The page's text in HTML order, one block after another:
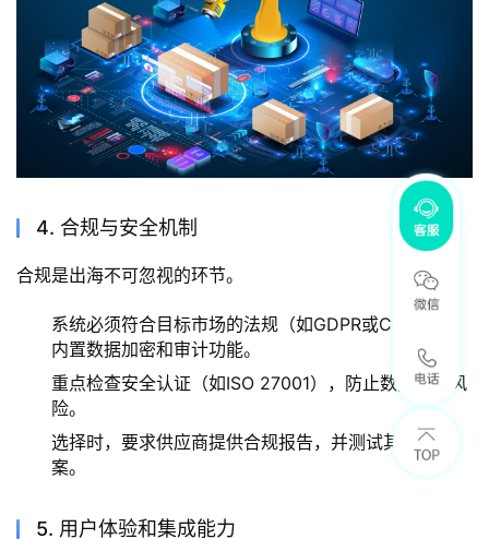
4. 合规与安全机制
合规是出海不可忽视的环节。
系统必须符合目标市场的法规（如GDPR或CCPA），
内置数据加密和审计功能。
重点检查安全认证（如ISO 27001），防止数据泄露风
险。
选择时，要求供应商提供合规报告，并测试其应急预
案。
5. 用户体验和集成能力